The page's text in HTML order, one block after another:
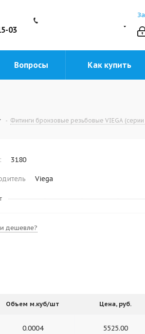
03
Вопросы Как купить
- Фитинги бронзовые резьбовые VIEGA (серии
3180
Viega
дешевле?
Объем м.куб/шт Цена, руб.
0.0004 5525.00